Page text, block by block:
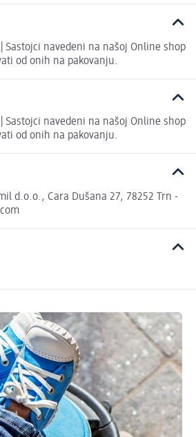
navedeni na našoj Online shop
od onih na pakovanju.
navedeni na našoj Online shop
od onih na pakovanju.
d.o.o., Cara Dušana 27, 78252 Trn -